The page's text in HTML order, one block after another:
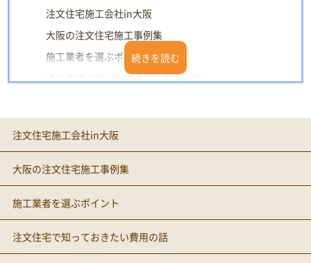
注文住宅施工会社in大阪
大阪の注文住宅施工事例集
施工業者を選ぶポイント
注文住宅で知っておきたい費用の話
大阪の住みやすいエリアをチェック
土地選びのリスクマネジメント
注文住宅施工会社in大阪
大阪の注文住宅施工事例集
施工業者を選ぶポイント
注文住宅で知っておきたい費用の話